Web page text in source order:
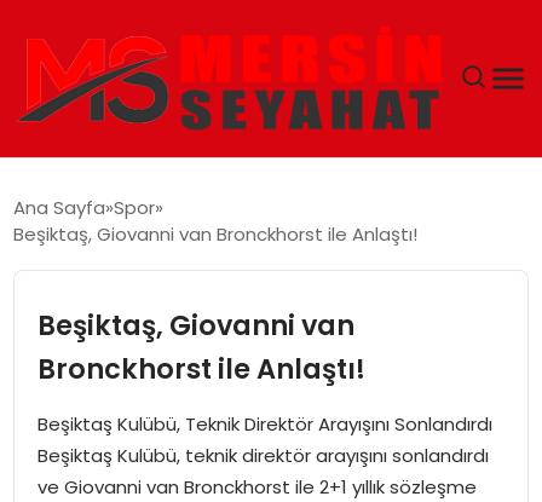
EKONOMI
EĞITIM
TEKNOLOJI
GÜNCEL
Ana Sayfa Spor
Beşiktaş, Giovanni van Bronckhorst ile Anlaştı!
Beşiktaş, Giovanni van
Bronckhorst ile Anlaştı!
Beşiktaş Kulübü, Teknik Direktör Arayışını Sonlandırdı
Beşiktaş Kulübü, teknik direktör arayışını sonlandırdı
ve Giovanni van Bronckhorst ile 2+1 yıllık sözleşme